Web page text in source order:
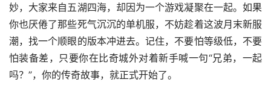
妙，大家来自五湖四海，却因为一个游戏凝聚在一起。如果
你也厌倦了那些死气沉沉的单机服，不妨趁着这波月末新服
潮，找一个顺眼的版本冲进去。记住，不要怕等级低，不要
怕装备差，只要你在比奇城外对着新手喊一句“兄弟，一起
吗？”，你的传奇故事，就正式开始了。